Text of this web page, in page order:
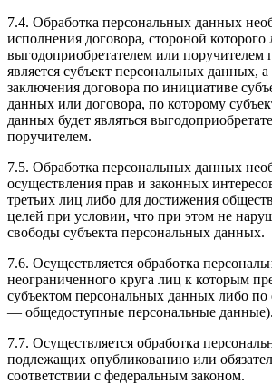
7.4. Обработка персональных данных
исполнения договора, стороной которого
выгодоприобретателем или поручителем
является субъект персональных данных,
заключения договора по инициативе
данных или договора, по которому
данных будет являться
поручителем.
7.5. Обработка персональных данных
осуществления прав и законных
третьих лиц либо для достижения
целей при условии, что при этом не
свободы субъекта персональных данных.
7.6. Осуществляется обработка
неограниченного круга лиц к которым
субъектом персональных данных либо по
— общедоступные персональные данные).
7.7. Осуществляется обработка
подлежащих опубликованию или
соответствии с федеральным законом.